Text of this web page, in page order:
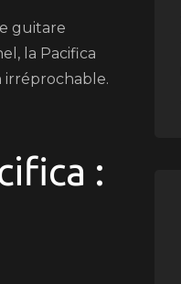
guitare
la Pacifica
irréprochable.
: